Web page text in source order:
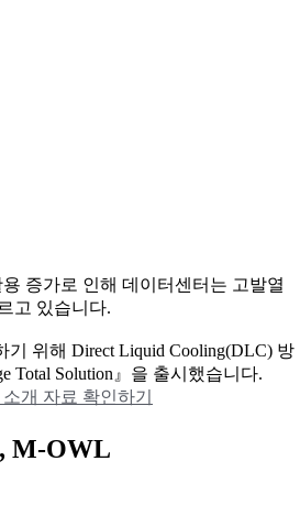
증가로 인해 데이터센터는 고발열
고 있습니다.
위해 Direct Liquid Cooling(DLC) 방
Total Solution』을 출시했습니다.
개 자료 확인하기
M-OWL